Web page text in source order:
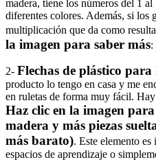
madera, tiene los números del 1
diferentes colores. Además, si los
multiplicación que da como
la imagen para saber más:
2- Flechas de plástico para
producto lo tengo en casa y me
en ruletas de forma muy fácil.
Haz clic en la imagen
madera y más piezas
más barato). Este elemento
espacios de aprendizaje o